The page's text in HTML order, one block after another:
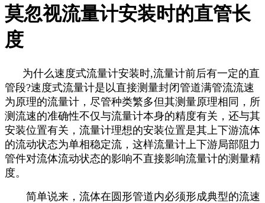
莫忽视流量计安装时的直管长
度
为什么速度式流量计安装时,流量计前后有一定的直
管段?速度式流量计是以直接测量封闭管道满管流流速
为原理的流量计，尽管种类繁多但其测量原理相同，所
测流速的准确性不仅与流量计本身的精度有关，还与其
安装位置有关，流量计理想的安装位置是其上下游流体
的流动状态为单相稳定流，这样流量计上下游局部阻力
管件对流体流动状态的影响不直接影响流量计的测量精
度。
简单说来，流体在圆形管道内必须形成典型的流速